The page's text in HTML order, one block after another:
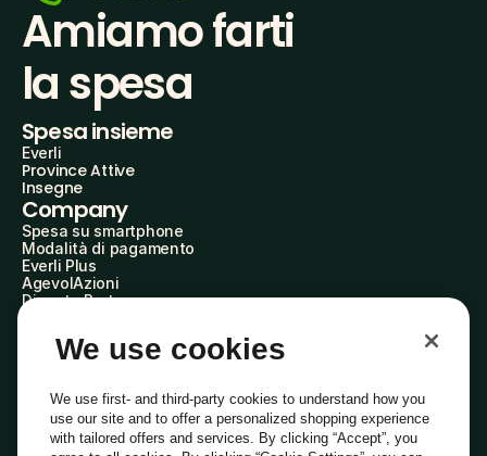
Amiamo farti
la spesa
Spesa insieme
Everli
Province Attive
Insegne
Company
Spesa su smartphone
Modalità di pagamento
Everli Plus
AgevolAzioni
Diventa Partner
Everli Shoppers
About Us
Everli News
Domande frequenti
Lavora con noi
Diventa Shopper
We use cookies
We use first- and third-party cookies to understand how you
use our site and to offer a personalized shopping experience
with tailored offers and services. By clicking “Accept”, you